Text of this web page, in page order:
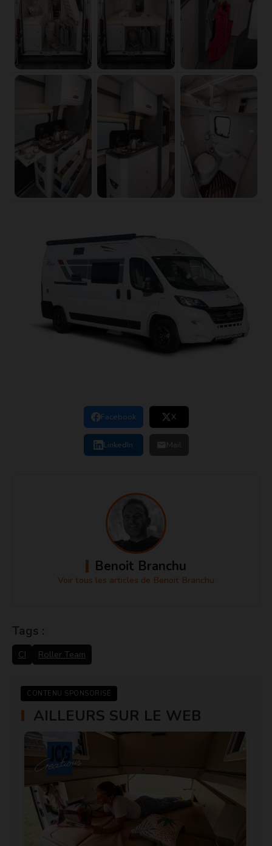
Facebook X
LinkedIn
Benoit Branchu
Voir tous les articles de Benoit Branchu
Tags :
CI Roller Team
CONTENU SPONSORISÉ
AILLEURS SUR LE WEB